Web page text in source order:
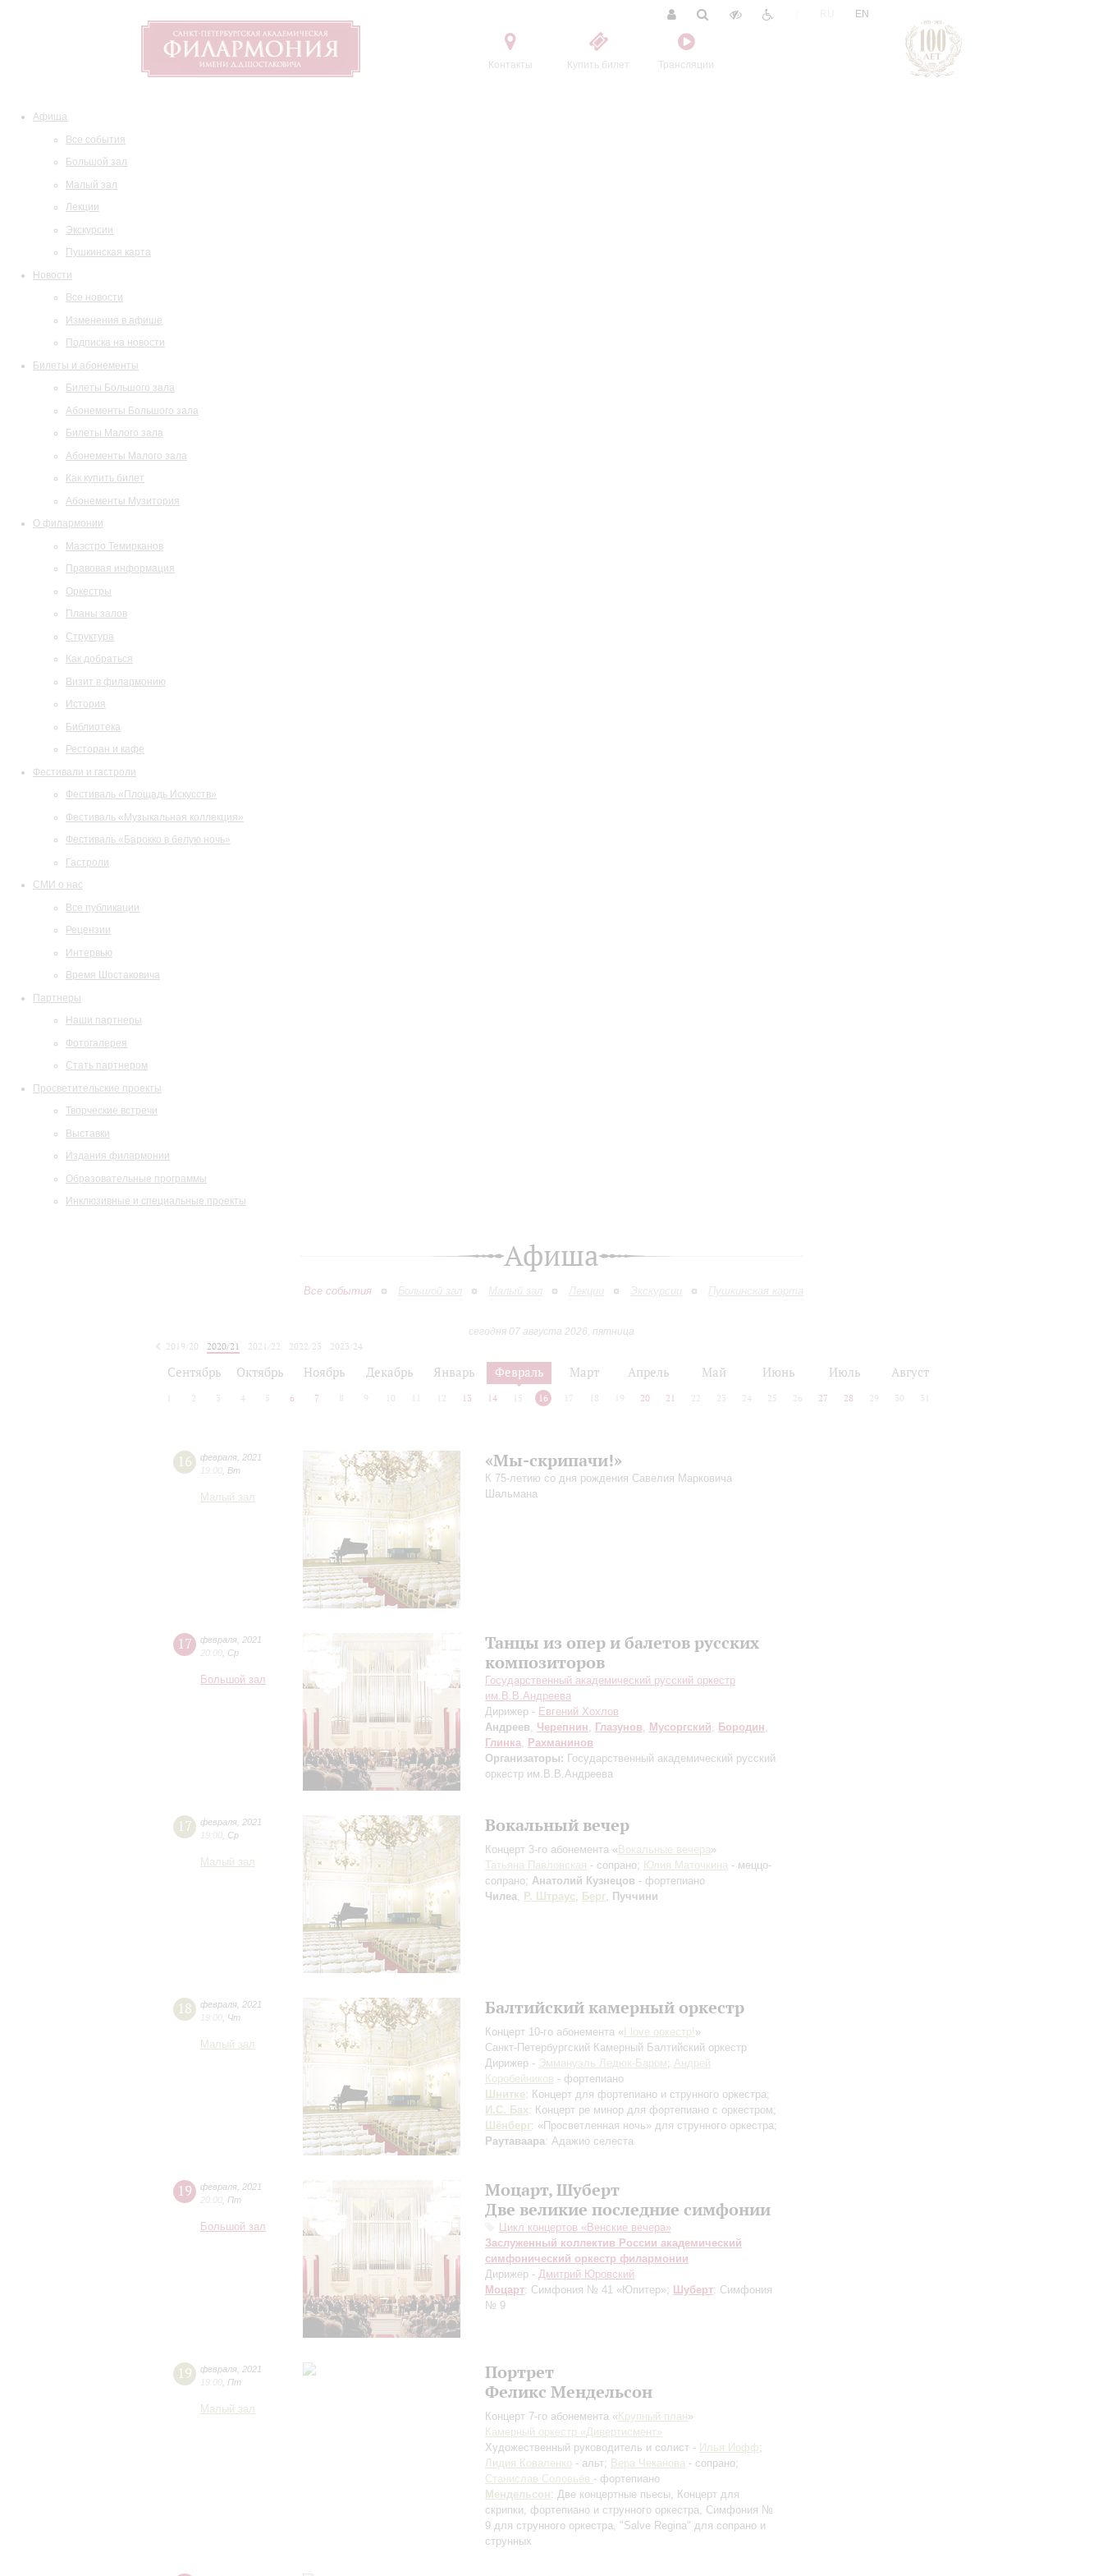
Контакты Купить билет Трансляции
EN
Афиша
Все события
Большой зал
Малый зал
Лекции
Экскурсии
Пушкинская карта
Новости
Все новости
Изменения в афише
Подписка на новости
Билеты и абонементы
Билеты Большого зала
Абонементы Большого зала
Билеты Малого зала
Абонементы Малого зала
Как купить билет
Абонементы Музитория
О филармонии
Маэстро Темирканов
Правовая информация
Оркестры
Планы залов
Структура
Как добраться
Визит в филармонию
История
Библиотека
Ресторан и кафе
Фестивали и гастроли
Фестиваль «Площадь Искусств»
Фестиваль «Музыкальная коллекция»
Фестиваль «Барокко в белую ночь»
Гастроли
СМИ о нас
Все публикации
Рецензии
Интервью
Время Шостаковича
Партнеры
Наши партнеры
Фотогалерея
Стать партнером
Просветительские проекты
Творческие встречи
Выставки
Издания филармонии
Образовательные программы
Инклюзивные и специальные проекты
Афиша
Все события Большой зал Малый зал Лекции Экскурсии Пушкинская карта
сегодня 07 августа 2026, пятница
2019/20
2020/21 2021/22 2022/23
2023/24
Сентябрь Октябрь Ноябрь Декабрь Январь Февраль Март Апрель Май Июнь Июль Август
2 3 4 5 6 7 8 9 10 12 13 14 15 16 17 18 19 20 21 22 23 24 25 26 27 28 29 30 31
16 февраля 2021
19:00 Вт
Малый зал
«Мы-скрипачи!»
К 75-летию со дня рождения Савелия Марковича
Шальмана
17 февраля 2021
20:00 Ср
Большой зал
Танцы из опер и балетов русских
композиторов
Государственный академический русский оркестр
им.В.В.Андреева
Дирижер - Евгений Хохлов
Андреев, Черепнин, Глазунов, Мусоргский, Бородин,
Глинка, Рахманинов
Организаторы: Государственный академический русский
оркестр им.В.В.Андреева
17 февраля 2021
19:00 Ср
Малый зал
Вокальный вечер
Концерт 3-го абонемента « Вокальные вечера»
Татьяна Павловская - сопрано; Юлия Маточкина - меццо-
сопрано; Анатолий Кузнецов - фортепиано
Чилеа, Р. Штраус, Берг, Пуччини
18 февраля 2021
19:00 Чт
Малый зал
Балтийский камерный оркестр
Концерт 10-го абонемента « I love оркестр! »
Санкт-Петербургский Камерный Балтийский оркестр
Дирижер - Эммануэль Ледюк-Баром; Андрей
Коробейников - фортепиано
Шнитке: Концерт для фортепиано и струнного оркестра;
И.С. Бах: Концерт ре минор для фортепиано с оркестром;
Шёнберг: «Просветленная ночь» для струнного оркестра;
Раутаваара: Адажио селеста
19 февраля 2021
20:00 Пт
Большой зал
Моцарт, Шуберт
Две великие последние симфонии
Цикл концертов «Венские вечера»
Заслуженный коллектив России академический
симфонический оркестр филармонии
Дирижер - Дмитрий Юровский
Моцарт: Симфония № 41 «Юпитер»; Шуберт: Симфония
№ 9
19 февраля 2021
19:00 Пт
Малый зал
Портрет
Феликс Мендельсон
Концерт 7-го абонемента « Крупный план»
Камерный оркестр «Дивертисмент»
Художественный руководитель и солист - Илья Иофф;
Лидия Коваленко - альт; Вера Чеканова - сопрано;
Станислав Соловьёв - фортепиано
Мендельсон: Две концертные пьесы, Концерт для
скрипки, фортепиано и струнного оркестра, Симфония №
9 для струнного оркестра, "Salve Regina" для сопрано и
струнных